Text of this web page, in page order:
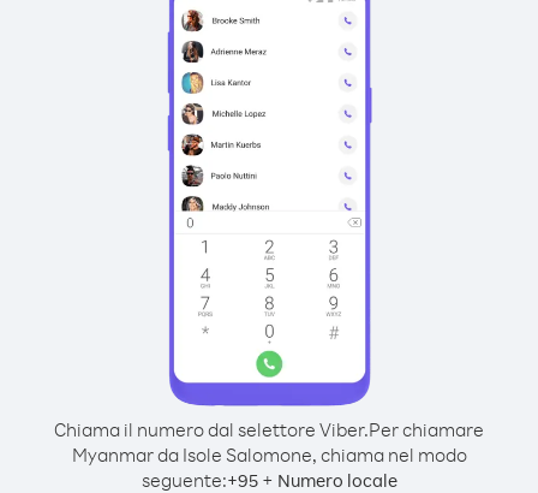
Chiama il numero dal selettore Viber.Per chiamare
Myanmar da Isole Salomone, chiama nel modo
seguente:+95+ Numero locale